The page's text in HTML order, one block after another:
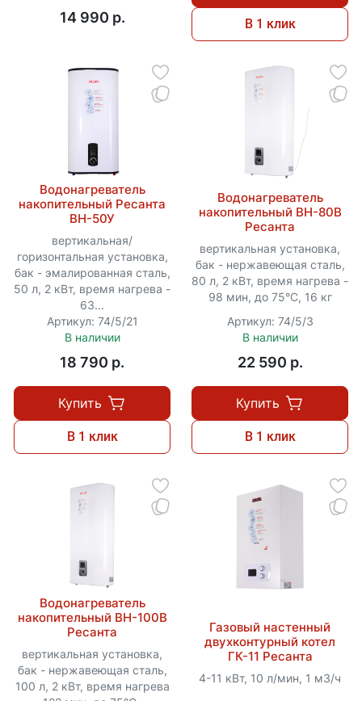
14 990 p. В 1 клик
Водонагреватель
накопительный Ресанта
ВН-50У
вертикальная/
горизонтальная установка,
бак - эмалированная сталь,
50 л, 2 кВт, время нагрева -
63...
Артикул: 74/5/21
В наличии
18 790 p.
Купить
В 1 клик
Водонагреватель
накопительный ВН-80В
Ресанта
вертикальная установка,
бак - нержавеющая сталь,
80 л, 2 кВт, время нагрева -
98 мин, до 75°C, 16 кг
Артикул: 74/5/3
В наличии
22 590 p.
Купить
В 1 клик
Водонагреватель
накопительный ВН-100В
Ресанта
вертикальная установка,
бак - нержавеющая сталь,
100 л, 2 кВт, время нагрева
Газовый настенный
двухконтурный котел
ГК-11 Ресанта
4-11 кВт, 10 л/мин, 1 м3/ч